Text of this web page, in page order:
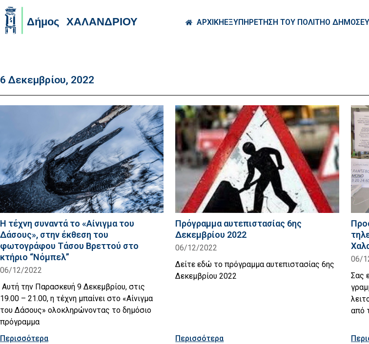
ΑΡΧΙΚΗΕΞΥΠΗΡΕΤΗΣΗ ΤΟΥ ΠΟΛΙΤΗΟ ΔΗΜΟΣ
6 Δεκεμβρίου, 2022
Η τέχνη συναντά το «Αίνιγμα του
Δάσους», στην έκθεση του
φωτογράφου Τάσου Βρεττού στο
κτήριο “Νόμπελ”
06/12/2022
Αυτή την Παρασκευή 9 Δεκεμβρίου, στις
19.00 – 21.00, η τέχνη μπαίνει στο «Αίνιγμα
του Δάσους» ολοκληρώνοντας το δημόσιο
πρόγραμμα
Περισσότερα
Πρόγραμμα αυτεπιστασίας 6ης
Δεκεμβρίου 2022
06/12/2022
Δείτε εδώ το πρόγραμμα αυτεπιστασίας 6ης
Δεκεμβρίου 2022
Περισσότερα
06/
Σας
από